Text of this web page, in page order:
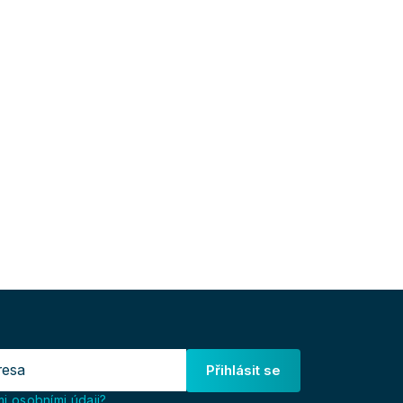
Přihlásit se
osobními údaji?